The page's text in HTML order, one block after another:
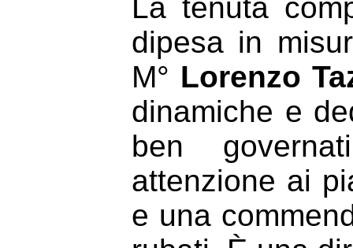
La tenuta
dipesa in
M° Lorenzo
dinamiche e
ben
attenzione ai
e una